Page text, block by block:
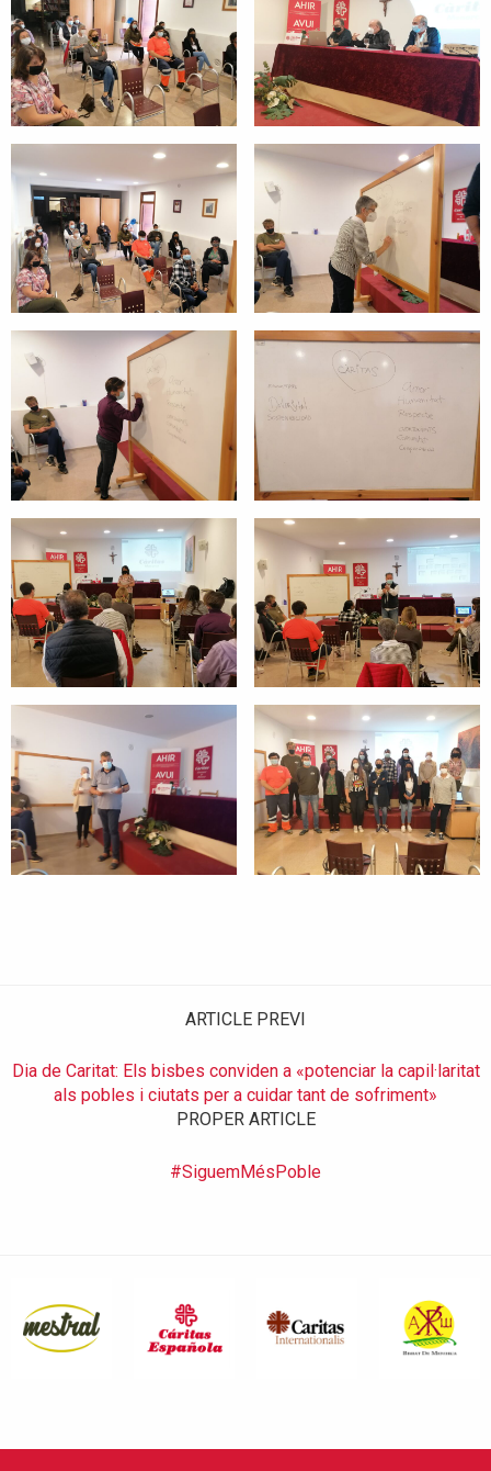
ARTICLE PREVI
Dia de Caritat: Els bisbes conviden a «potenciar la capil·laritat
als pobles i ciutats per a cuidar tant de sofriment»
PROPER ARTICLE
#SiguemMésPoble